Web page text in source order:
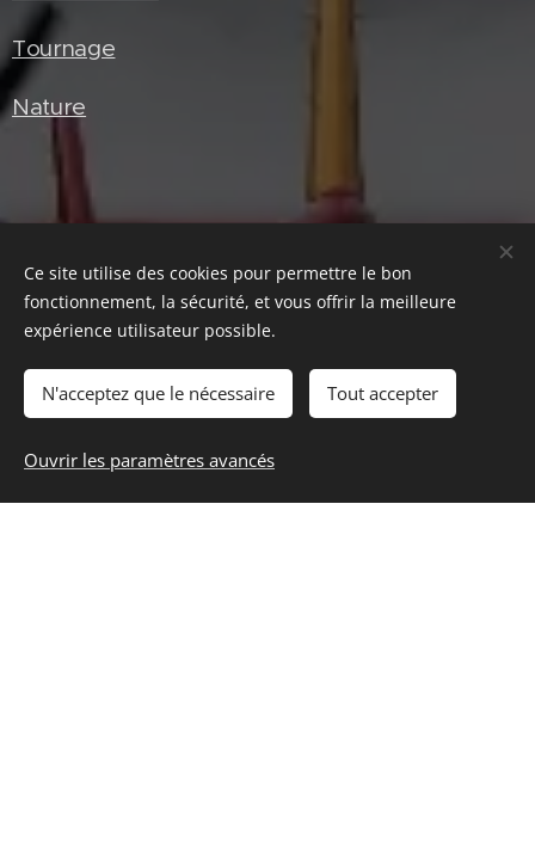
Tournage
Nature
En noir et blanc
Lumière naturelle
Photos B&W
Ce site utilise des cookies pour permettre le bon
fonctionnement, la sécurité, et vous offrir la meilleure
expérience utilisateur possible.
N'acceptez que le nécessaire Tout accepter
Ouvrir les paramètres avancés